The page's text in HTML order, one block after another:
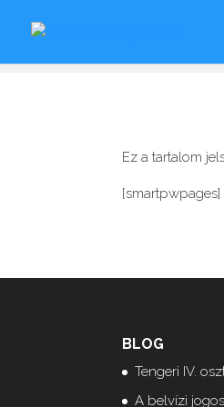
Ez a tartalom
[smartpwpages]
BLOG
Tengeri IV.
A belvízi